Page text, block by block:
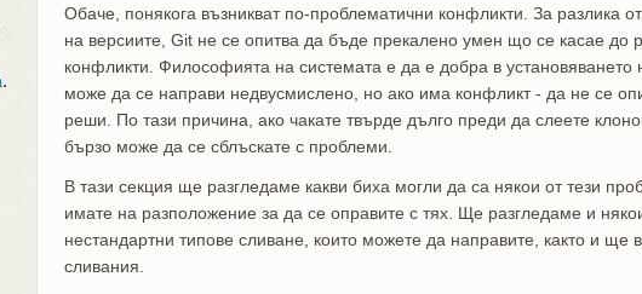
.
Обаче, понякога възникват по-проблематични конфликти. За разлика
на версиите, Git не се опитва да бъде прекалено умен що се касае до
конфликти. Философията на системата е да е добра в установяването
може да се направи недвусмислено, но ако има конфликт - да не се
реши. По тази причина, ако чакате твърде дълго преди да слеете
бързо може да се сблъскате с проблеми.
В тази секция ще разгледаме какви биха могли да са някои от тези
имате на разположение за да се оправите с тях. Ще разгледаме и
нестандартни типове сливане, които можете да направите, както и ще
сливания.